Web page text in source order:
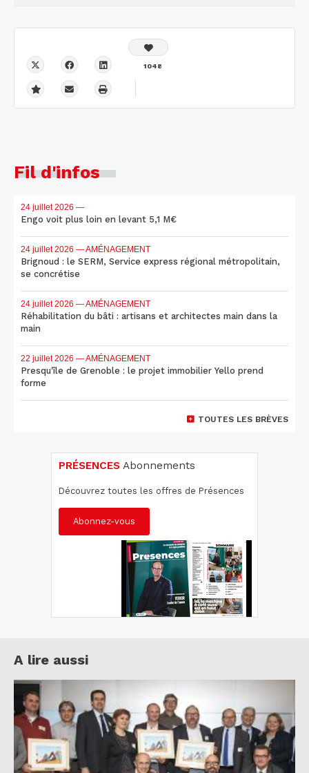
1048
Fil d'infos
24 juillet 2026 —
Engo voit plus loin en levant 5,1 M€
24 juillet 2026 — AMÉNAGEMENT
Brignoud : le SERM, Service express régional métropolitain,
se concrétise
24 juillet 2026 — AMÉNAGEMENT
Réhabilitation du bâti : artisans et architectes main dans la
main
22 juillet 2026 — AMÉNAGEMENT
Presqu'île de Grenoble : le projet immobilier Yello prend
forme
TOUTES LES BRÈVES
PRÉSENCES Abonnements
Découvrez toutes les offres de Présences
Abonnez-vous
A lire aussi